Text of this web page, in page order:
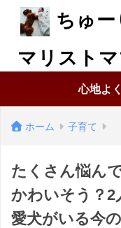
ちゅー
マリスト
心地よ
ホーム 子育て
たくさん悩ん
かわいそう？2
愛犬がいる今